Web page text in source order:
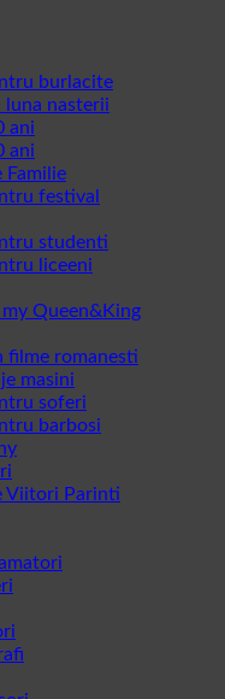
burlacite
luna nasterii
ani
ani
Familie
festival
studenti
liceeni
Queen&King
filme romanesti
masini
soferi
barbosi
Viitori Parinti